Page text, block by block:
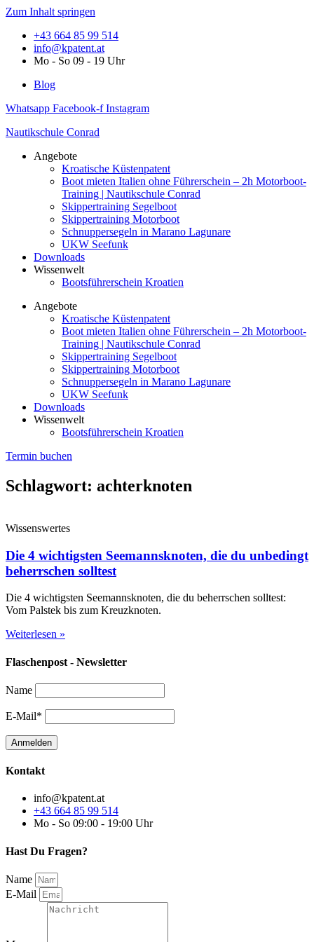
Zum Inhalt springen
+43 664 85 99 514
info@kpatent.at
Mo - So 09 - 19 Uhr
Blog
Whatsapp Facebook-f Instagram
Nautikschule Conrad
Angebote
Kroatische Küstenpatent
Boot mieten Italien ohne Führerschein – 2h Motorboot-
Training | Nautikschule Conrad
Skippertraining Segelboot
Skippertraining Motorboot
Schnuppersegeln in Marano Lagunare
UKW Seefunk
Downloads
Wissenwelt
Bootsführerschein Kroatien
Angebote
Kroatische Küstenpatent
Boot mieten Italien ohne Führerschein – 2h Motorboot-
Training | Nautikschule Conrad
Skippertraining Segelboot
Skippertraining Motorboot
Schnuppersegeln in Marano Lagunare
UKW Seefunk
Downloads
Wissenwelt
Bootsführerschein Kroatien
Termin buchen
Schlagwort: achterknoten
Wissenswertes
Die 4 wichtigsten Seemannsknoten, die du unbedingt
beherrschen solltest
Die 4 wichtigsten Seemannsknoten, die du beherrschen solltest:
Vom Palstek bis zum Kreuzknoten.
Weiterlesen »
Flaschenpost - Newsletter
Name
E-Mail*
Kontakt
info@kpatent.at
+43 664 85 99 514
Mo - So 09:00 - 19:00 Uhr
Hast Du Fragen?
Name
E-Mail